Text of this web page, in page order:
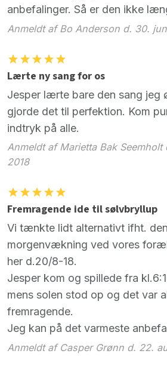
anbefalinger. Så er den ikke
Anmeldt af Bo Anderson d. 30.
Lærte ny sang for os
Jesper lærte bare den sang jeg
gjorde det til perfektion. Kom
indtryk på alle.
Anmeldt af Marietta Bak
2018
Fremragende ide til sølvbryllup
Vi tænkte lidt alternativt ifht.
morgenvækning ved vores
her d.20/8-18.
Jesper kom og spillede fra
mens solen stod op og det var
fremragende.
Jeg kan på det varmeste
Anmeldt af Casper Grønn d. 22.